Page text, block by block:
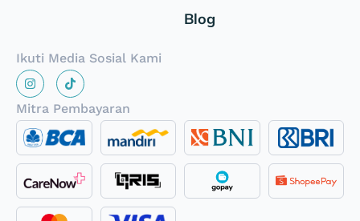
Blog
Ikuti Media Sosial Kami
Mitra Pembayaran